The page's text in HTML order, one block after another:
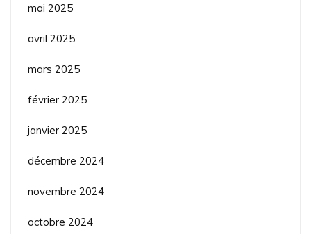
mai 2025
avril 2025
mars 2025
février 2025
janvier 2025
décembre 2024
novembre 2024
octobre 2024